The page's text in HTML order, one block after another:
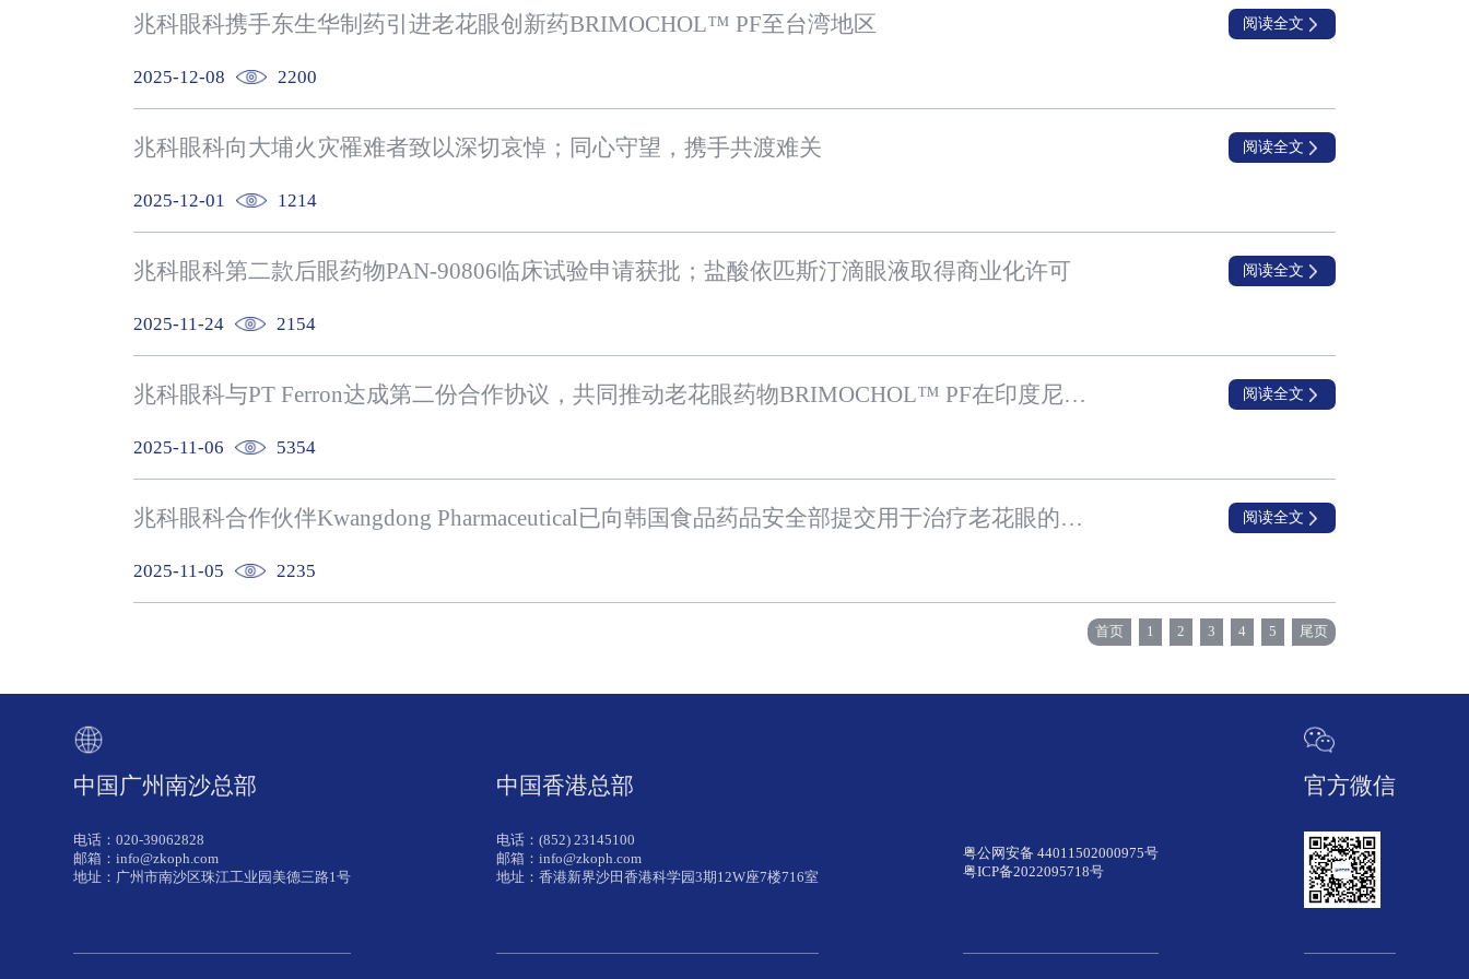
兆科眼科携手东生华制药引进老花眼创新药BRIMOCHOL™ PF至台湾地区 阅读全文
2025-12-08 2200
兆科眼科向大埔火灾罹难者致以深切哀悼；同心守望，携手共渡难关 阅读全文
2025-12-01 1214
兆科眼科第二款后眼药物PAN-90806临床试验申请获批；盐酸依匹斯汀滴眼液取得商业化许可 阅读全文
2025-11-24 2154
兆科眼科与PT Ferron达成第二份合作协议，共同推动老花眼药物BRIMOCHOL™ PF在印度尼西亚的商业化活动 阅读全文
2025-11-06 5354
兆科眼科合作伙伴Kwangdong Pharmaceutical已向韩国食品药品安全部提交用于治疗老花眼的BRIMOCHOL™ PF新药申请 阅读全文
2025-11-05 2235
首页 1 2 3 4 5 尾页
中国广州南沙总部
电话：020-39062828
邮箱：info@zkoph.com
地址：广州市南沙区珠江工业园美德三路1号
中国香港总部
电话：(852) 23145100
邮箱：info@zkoph.com
地址：香港新界沙田香港科学园3期12W座7楼716室
粤公网安备 44011502000975号
粤ICP备2022095718号
官方微信